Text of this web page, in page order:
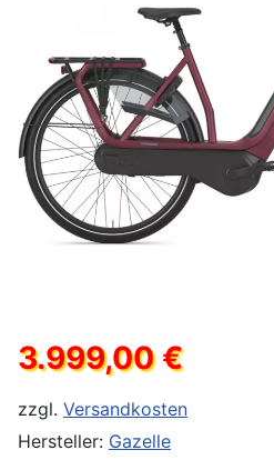
3.999,00 €
zzgl. Versandkosten
Hersteller: Gazelle